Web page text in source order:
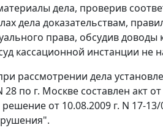
дела, проверив
дела доказательствам,
права, обсудив
кассационной инстанции не
рассмотрении дела
28 по г. Москве составлен акт
от 10.08.2009 г. N 17-